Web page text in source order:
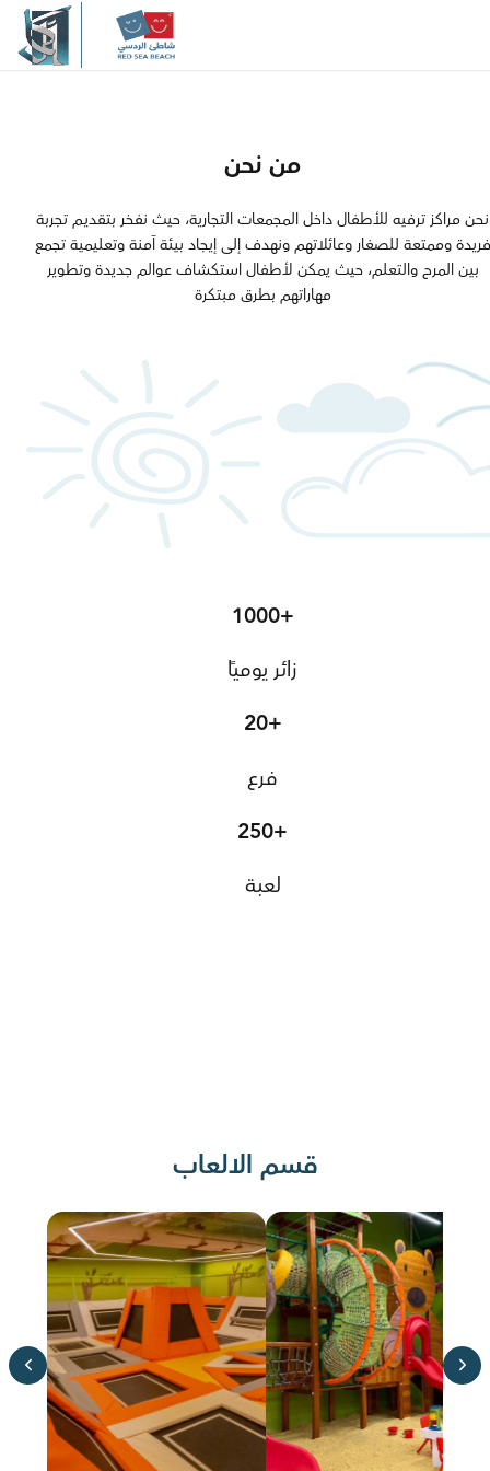
مرحبًا بكم في
شاطئ الردسي
والجودة والابتكار، يسعي
إلى الارتقاء بمعايير الترفيــه
الحديثة
من نحن
نحن مراكز ترفيه للأطفال داخل المجمعات التجارية، حيث نفخر بتقديـم تجربة
فريدة وممتعة للصغار وعائلاتهم ونهدف إلى إيجاد بيئة آمنة وتعليمية تجمع
بين المرح والتعلم، حيث يمكن لأطفال استكشاف عوالم جديدة وتطوير
مهاراتهم بطرق مبتكرة
1000+
زائر يوميًا
20+
فرع
250+
لعبة
قسم الالعاب